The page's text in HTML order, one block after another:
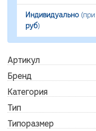
Индивидуально
руб)
Артикул
Бренд
Категория
Тип
Типоразмер